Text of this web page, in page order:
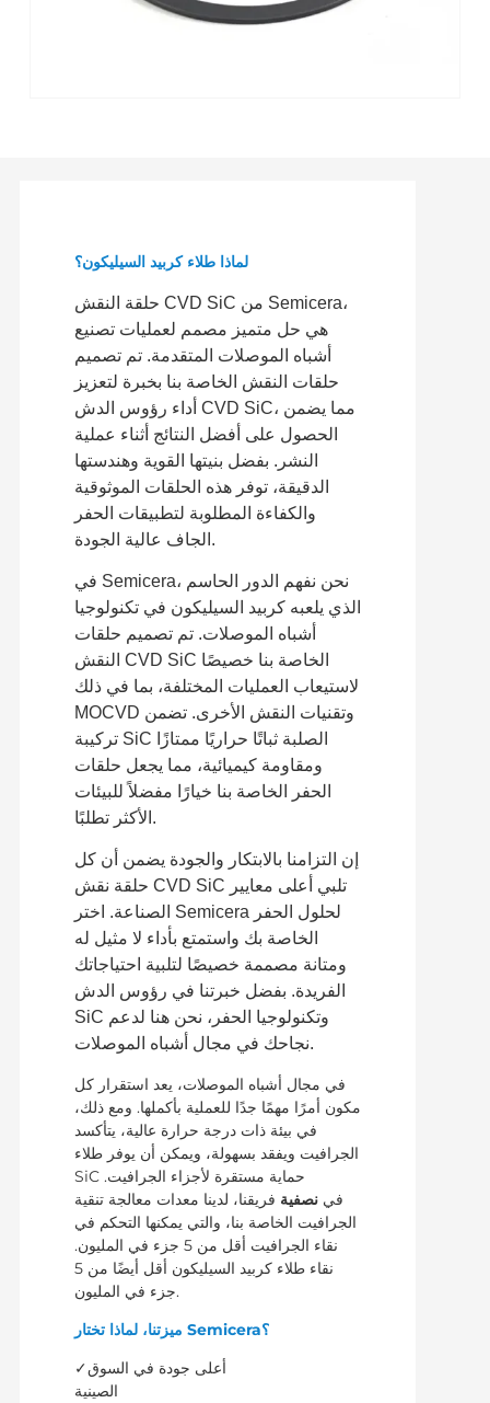
لماذا طلاء كربيد السيليكون؟
حلقة النقش CVD SiC من Semicera،
هي حل متميز مصمم لعمليات تصنيع
أشباه الموصلات المتقدمة. تم تصميم
حلقات النقش الخاصة بنا بخبرة لتعزيز
أداء رؤوس الدش CVD SiC، مما يضمن
الحصول على أفضل النتائج أثناء عملية
النشر. بفضل بنيتها القوية وهندستها
الدقيقة، توفر هذه الحلقات الموثوقية
والكفاءة المطلوبة لتطبيقات الحفر
الجاف عالية الجودة.
في Semicera، نحن نفهم الدور الحاسم
الذي يلعبه كربيد السيليكون في تكنولوجيا
أشباه الموصلات. تم تصميم حلقات
النقش CVD SiC الخاصة بنا خصيصًا
لاستيعاب العمليات المختلفة، بما في ذلك
MOCVD وتقنيات النقش الأخرى. تضمن
تركيبة SiC الصلبة ثباتًا حراريًا ممتازًا
ومقاومة كيميائية، مما يجعل حلقات
الحفر الخاصة بنا خيارًا مفضلاً للبيئات
الأكثر تطلبًا.
إن التزامنا بالابتكار والجودة يضمن أن كل
حلقة نقش CVD SiC تلبي أعلى معايير
الصناعة. اختر Semicera لحلول الحفر
الخاصة بك واستمتع بأداء لا مثيل له
ومتانة مصممة خصيصًا لتلبية احتياجاتك
الفريدة. بفضل خبرتنا في رؤوس الدش
SiC وتكنولوجيا الحفر، نحن هنا لدعم
نجاحك في مجال أشباه الموصلات.
في مجال أشباه الموصلات، يعد استقرار كل
مكون أمرًا مهمًا جدًا للعملية بأكملها. ومع ذلك،
في بيئة ذات درجة حرارة عالية، يتأكسد
الجرافيت ويفقد بسهولة، ويمكن أن يوفر طلاء
SiC حماية مستقرة لأجزاء الجرافيت.
فينصفية فريقنا، لدينا معدات معالجة تنقية
الجرافيت الخاصة بنا، والتي يمكنها التحكم في
نقاء الجرافيت أقل من 5 جزء في المليون.
نقاء طلاء كربيد السيليكون أقل أيضًا من 5
جزء في المليون.
ميزتنا، لماذا تختار Semicera؟
✓أعلى جودة في السوق